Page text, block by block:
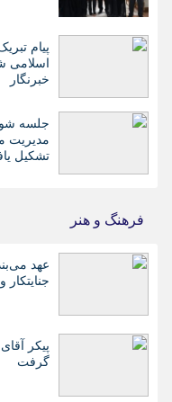
پیام
اسلامی
خبرنگار
جلسه
مدیریت
تشکیل
فرهنگ و هنر
عهد
جنایتکار
پیکر
گرفت